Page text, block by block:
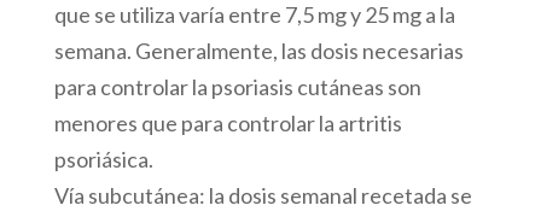
que se utiliza varía entre 7,5 mg y 25 mg a la
semana. Generalmente, las dosis necesarias
para controlar la psoriasis cutáneas son
menores que para controlar la artritis
psoriásica.
Vía subcutánea: la dosis semanal recetada se